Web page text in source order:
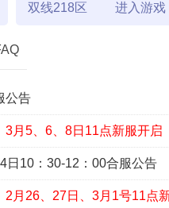
双线218区 进入游戏
公告
月5、6、8日11点新服开启
日10：30-12：00合服公告
月26、27日、3月1号11点